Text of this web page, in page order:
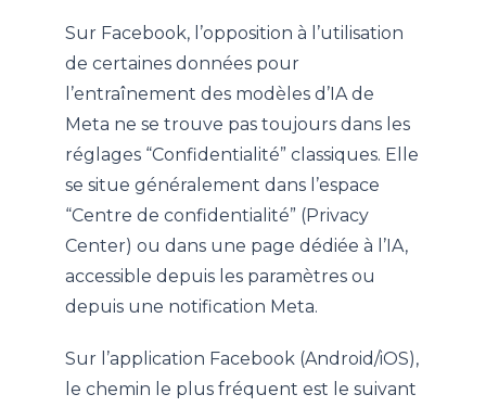
Sur Facebook, l’opposition à l’utilisation
de certaines données pour
l’entraînement des modèles d’IA de
Meta ne se trouve pas toujours dans les
réglages “Confidentialité” classiques. Elle
se situe généralement dans l’espace
“Centre de confidentialité” (Privacy
Center) ou dans une page dédiée à l’IA,
accessible depuis les paramètres ou
depuis une notification Meta.
Sur l’application Facebook (Android/iOS),
le chemin le plus fréquent est le suivant